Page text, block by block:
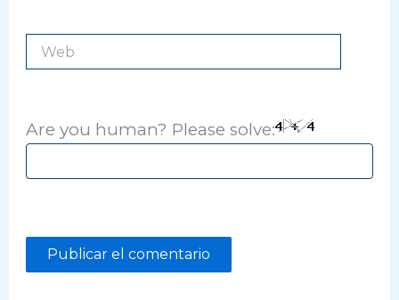
Are you human? Please solve: